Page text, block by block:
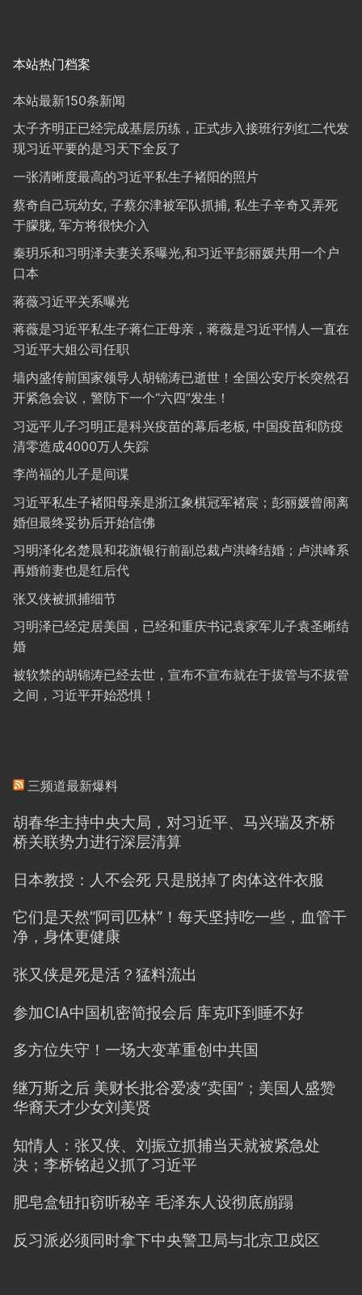
本站热门档案
本站最新150条新闻
太子齐明正已经完成基层历练，正式步入接班行列红二代发
现习近平要的是习天下全反了
一张清晰度最高的习近平私生子褚阳的照片
蔡奇自己玩幼女, 子蔡尔津被军队抓捕, 私生子辛奇又弄死
于朦胧, 军方将很快介入
秦玥乐和习明泽夫妻关系曝光,和习近平彭丽媛共用一个户
口本
蒋薇习近平关系曝光
蒋薇是习近平私生子蒋仁正母亲，蒋薇是习近平情人一直在
习近平大姐公司任职
墙内盛传前国家领导人胡锦涛已逝世！全国公安厅长突然召
开紧急会议，警防下一个“六四”发生！
习远平儿子习明正是科兴疫苗的幕后老板, 中国疫苗和防疫
清零造成4000万人失踪
李尚福的儿子是间谍
习近平私生子褚阳母亲是浙江象棋冠军褚宸；彭丽媛曾闹离
婚但最终妥协后开始信佛
习明泽化名楚晨和花旗银行前副总裁卢洪峰结婚；卢洪峰系
再婚前妻也是红后代
张又侠被抓捕细节
习明泽已经定居美国，已经和重庆书记袁家军儿子袁圣晰结
婚
被软禁的胡锦涛已经去世，宣布不宣布就在于拔管与不拔管
之间，习近平开始恐惧！
三频道最新爆料
胡春华主持中央大局，对习近平、马兴瑞及齐桥
桥关联势力进行深层清算
日本教授：人不会死 只是脱掉了肉体这件衣服
它们是天然“阿司匹林”！每天坚持吃一些，血管干
净，身体更健康
张又侠是死是活？猛料流出
参加CIA中国机密简报会后 库克吓到睡不好
多方位失守！一场大变革重创中共国
继万斯之后 美财长批谷爱凌“卖国”；美国人盛赞
华裔天才少女刘美贤
知情人：张又侠、刘振立抓捕当天就被紧急处
决；李桥铭起义抓了习近平
肥皂盒钮扣窃听秘辛 毛泽东人设彻底崩蹋
反习派必须同时拿下中央警卫局与北京卫戍区